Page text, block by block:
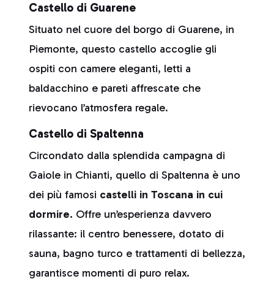
Castello di Guarene
Situato nel cuore del borgo di Guarene, in
Piemonte, questo castello accoglie gli
ospiti con camere eleganti, letti a
baldacchino e pareti affrescate che
rievocano l’atmosfera regale.
Castello di Spaltenna
Circondato dalla splendida campagna di
Gaiole in Chianti, quello di Spaltenna è uno
dei più famosi castelli in Toscana in cui
dormire. Offre un’esperienza davvero
rilassante: il centro benessere, dotato di
sauna, bagno turco e trattamenti di bellezza,
garantisce momenti di puro relax.